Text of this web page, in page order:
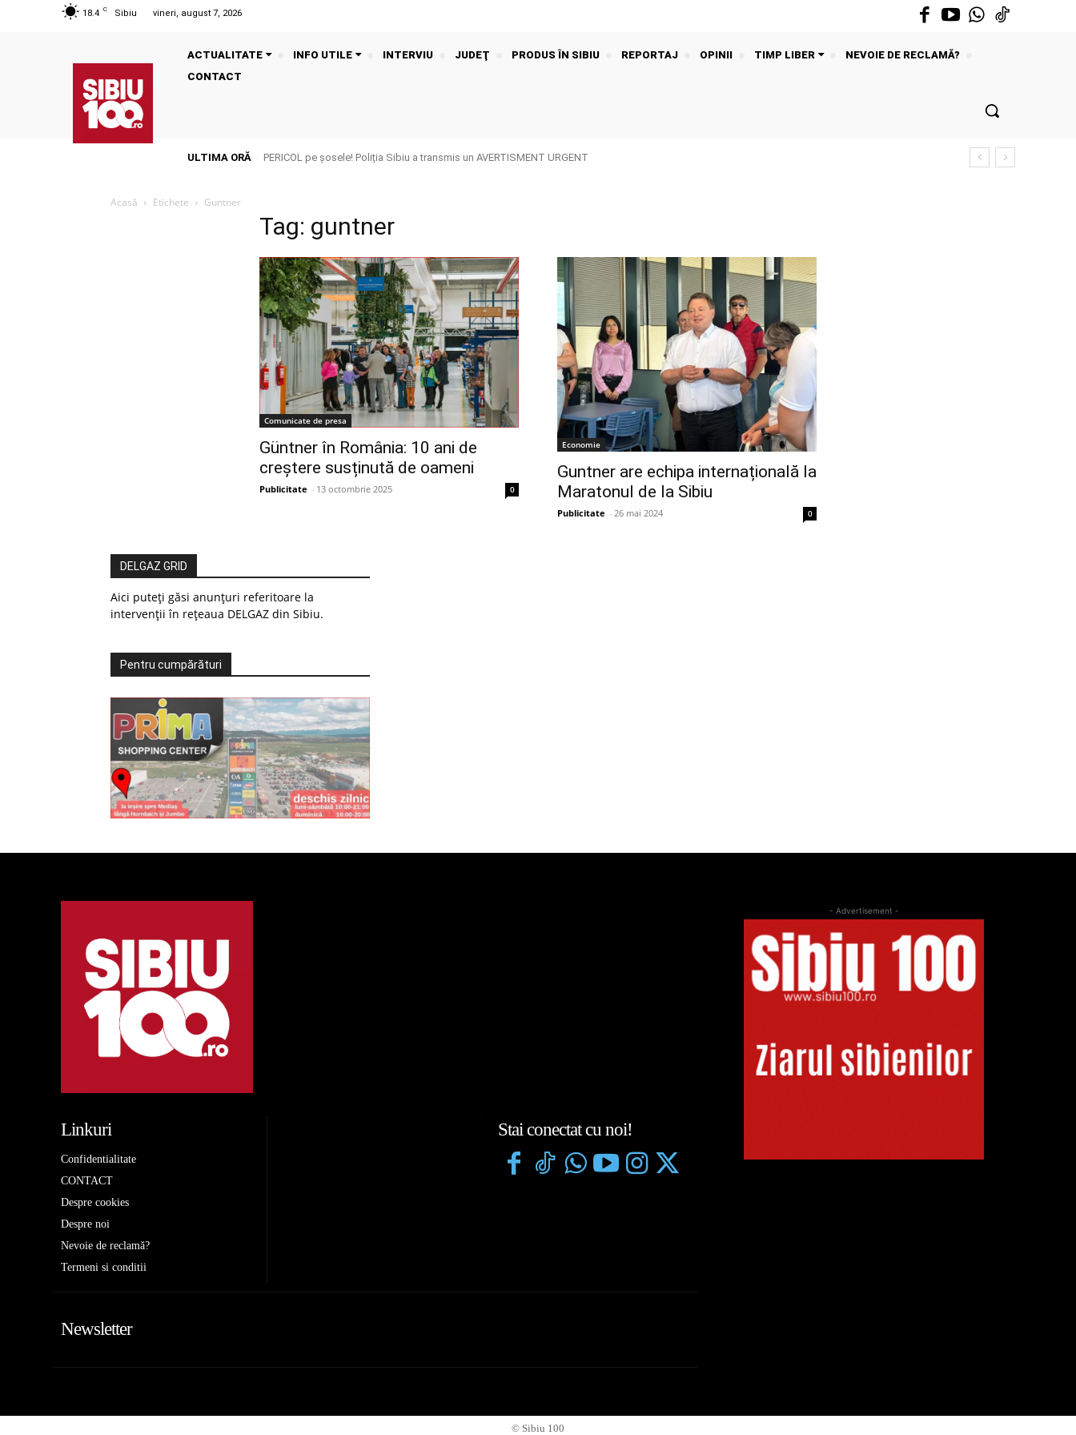
18.4 C Sibiu vineri, august 7, 2026
ACTUALITATE INFO UTILE INTERVIU JUDEŢ PRODUS ÎN SIBIU REPORTAJ OPINII TIMP LIBER
NEVOIE DE RECLAMĂ?
CONTACT
ULTIMA ORĂ PERICOL pe șosele! Poliția Sibiu a transmis un AVERTISMENT URGENT
Acasă Etichete Guntner
Tag: guntner
Comunicate de presa
Güntner în România: 10 ani de
creștere susținută de oameni
Publicitate - 13 octombrie 2025 0
Economie
Guntner are echipa internațională la
Maratonul de la Sibiu
Publicitate - 26 mai 2024 0
DELGAZ GRID
Aici puteți găsi anunțuri referitoare la
intervenții în rețeaua DELGAZ din Sibiu.
Pentru cumpărături
Linkuri
Confidentialitate
CONTACT
Despre cookies
Despre noi
Nevoie de reclamă?
Termeni si conditii
Stai conectat cu noi!
Newsletter
- Advertisement -
© Sibiu 100